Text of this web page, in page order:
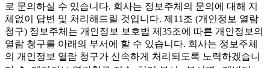
로 문의하실 수 있습니다. 회사는 정보주체의 문의에 대해 지
체없이 답변 및 처리해드릴 것입니다. 제11조 (개인정보 열람
청구) 정보주체는 개인정보 보호법 제35조에 따른 개인정보의
열람 청구를 아래의 부서에 할 수 있습니다. 회사는 정보주체
의 개인정보 열람 청구가 신속하게 처리되도록 노력하겠습니